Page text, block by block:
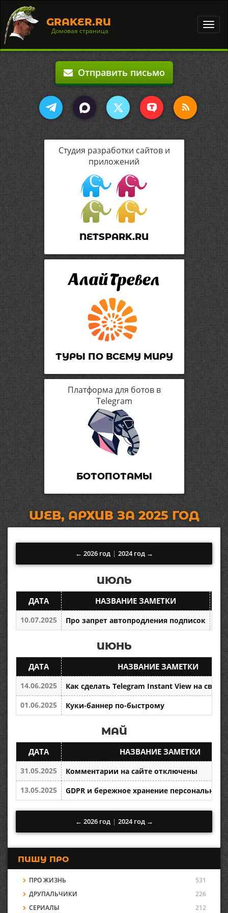
GRAKER.RU
Домовая страница
Отправить письмо
Студия разработки сайтов и
приложений
NETSPARK.RU
ТУРЫ ПО ВСЕМУ МИРУ
Платформа для ботов в
Telegram
БОТОПОТАМЫ
WEB, АРХИВ ЗА 2025 ГОД
← 2026 год | 2024 год →
ИЮЛЬ
ДАТА НАЗВАНИЕ ЗАМЕТКИ
10.07.2025 Про запрет автопродления подписок
ИЮНЬ
ДАТА НАЗВАНИЕ ЗАМЕТКИ
14.06.2025
Как сделать Telegram Instant View на
01.06.2025
Куки-баннер по-быстрому
МАЙ
ДАТА НАЗВАНИЕ ЗАМЕТКИ
31.05.2025
Комментарии на сайте отключены
13.05.2025
GDPR и бережное хранение персональных
← 2026 год | 2024 год →
ПИШУ ПРО
ПРО ЖИЗНЬ
531
ДРУПАЛЬЧИКИ
226
СЕРИАЛЫ
212